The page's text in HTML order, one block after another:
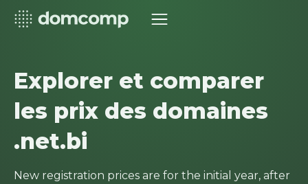
Explorer et comparer
les prix des domaines
.net.bi
New registration prices are for the initial year, after